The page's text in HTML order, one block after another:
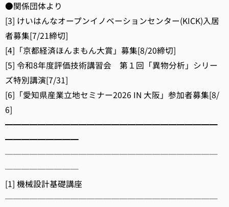
●関係団体より
[3] けいはんなオープンイノベーションセンター(KICK)入居
者募集[7/21締切]
[4]「京都経済ほんまもん大賞」募集[8/20締切]
[5] 令和8年度評価技術講習会 第１回「異物分析」シリー
ズ特別講演[7/31]
[6]「愛知県産業立地セミナー2026 IN 大阪」参加者募集[8/
6]
━━━━━━━━━━━━━━━━━━━━━━━━━━
━━━━━━━━━
──────────────────────────
─────────
[1] 機械設計基礎講座
──────────────────────────